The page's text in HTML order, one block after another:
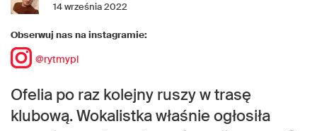
14 września 2022
Obserwuj nas na instagramie:
@rytmypl
Ofelia po raz kolejny ruszy w trasę
klubową. Wokalistka właśnie ogłosiła